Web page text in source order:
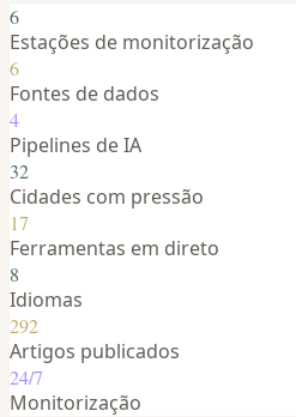
6
Estações de monitorização
6
Fontes de dados
4
Pipelines de IA
32
Cidades com pressão
17
Ferramentas em direto
8
Idiomas
292
Artigos publicados
24/7
Monitorização